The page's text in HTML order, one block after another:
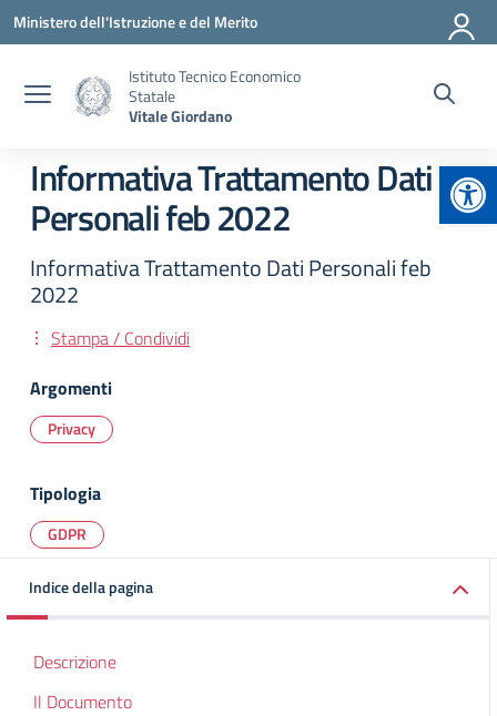
Vai ai contenuti
Vai al menu di navigazione
Vai al footer
Ministero dell'Istruzione e del Merito
Istituto Tecnico Economico
Statale
Vitale Giordano
Informativa Trattamento Dati
Personali feb 2022
Informativa Trattamento Dati Personali feb
2022
Stampa / Condividi
Argomenti
Privacy
Tipologia
GDPR
Indice della pagina
Descrizione
Il Documento